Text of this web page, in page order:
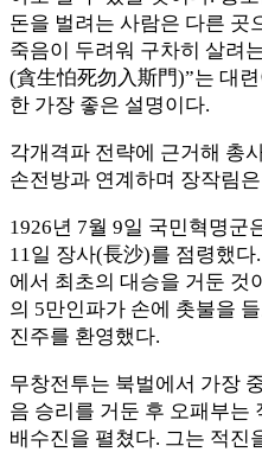
돈을 벌려는 사람은 다른 곳
죽음이 두려워 구차히 살려
(貪生怕死勿入斯門)”는 대
한 가장 좋은 설명이다.
각개격파 전략에 근거해 총
손전방과 연계하며 장작림
1926년 7월 9일 국민혁명군
11일 장사(長沙)를 점령했
에서 최초의 대승을 거둔 것
의 5만인파가 손에 촛불을
진주를 환영했다.
무창전투는 북벌에서 가장
음 승리를 거둔 후 오패부는
배수진을 펼쳤다. 그는 적진